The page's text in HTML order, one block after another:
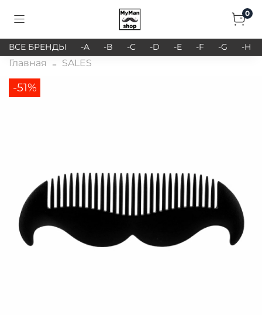
0
ВСЕ БРЕНДЫ -A -B -C -D -E -F -G -H
Главная SALES
-51%